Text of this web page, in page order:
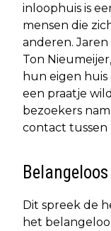
inloophuis is
mensen die
anderen.
Ton
hun eigen
een praatje
bezoekers
contact tussen
Dit spreek de
het